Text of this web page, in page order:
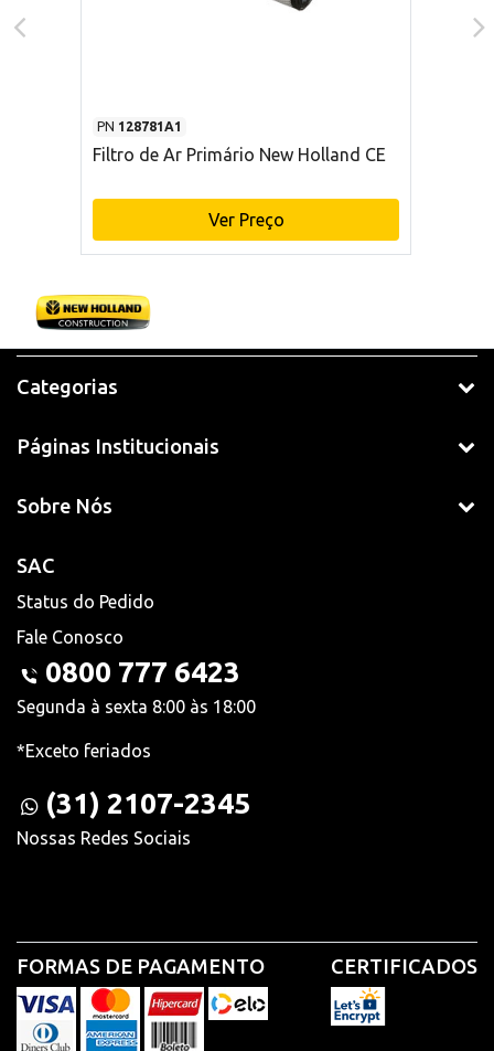
PN 128781A1
Filtro de Ar Primário New Holland CE
Ver Preço
Categorias
Páginas Institucionais
Sobre Nós
SAC
Status do Pedido
Fale Conosco
0800 777 6423
Segunda à sexta 8:00 às 18:00
*Exceto feriados
(31) 2107-2345
Nossas Redes Sociais
FORMAS DE PAGAMENTO CERTIFICADOS